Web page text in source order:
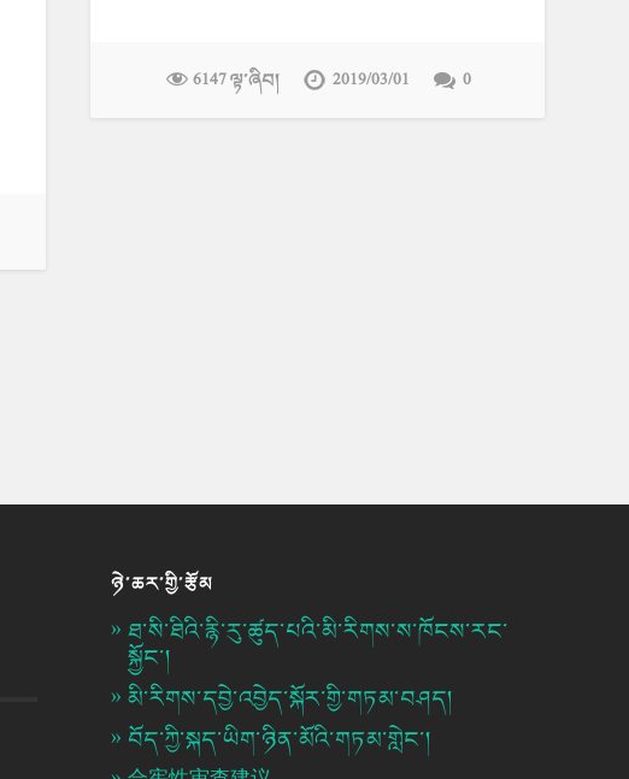
6147 ལྟ་ཞིབ། 2019/03/01 0
ཉེ་ཆར་གྱི་རྩོམ
ཐ་སི་ཐིའི་རྙི་རུ་ཚུད་པའི་མི་རིགས་ས་ཁོངས་རང་
སྐྱོང་།
མི་རིགས་དབྱེ་འབྱེད་སྐོར་གྱི་གཏམ་བཤད།
བོད་ཀྱི་སྐད་ཡིག་ཉིན་མོའི་གཏམ་གླེང་།